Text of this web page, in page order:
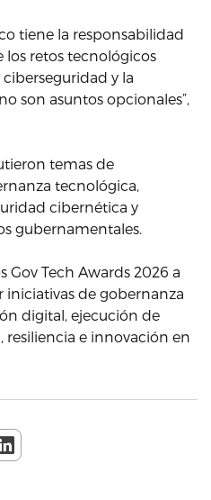
tiene la responsabilidad
retos tecnológicos
y la
son asuntos opcionales”,
temas de
tecnológica,
cibernética y
gubernamentales.
Gov Tech Awards 2026 a
de gobernanza
digital, ejecución de
resiliencia e innovación en